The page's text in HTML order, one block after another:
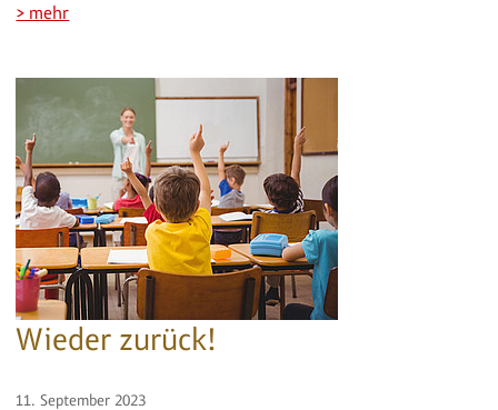
> mehr
Wieder zurück!
11. September 2023